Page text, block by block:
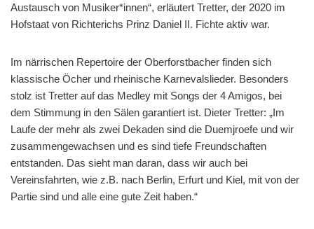
Austausch von Musiker*innen“, erläutert Tretter, der 2020 im
Hofstaat von Richterichs Prinz Daniel II. Fichte aktiv war.
Im närrischen Repertoire der Oberforstbacher finden sich
klassische Öcher und rheinische Karnevalslieder. Besonders
stolz ist Tretter auf das Medley mit Songs der 4 Amigos, bei
dem Stimmung in den Sälen garantiert ist. Dieter Tretter: „Im
Laufe der mehr als zwei Dekaden sind die Duemjroefe und wir
zusammengewachsen und es sind tiefe Freundschaften
entstanden. Das sieht man daran, dass wir auch bei
Vereinsfahrten, wie z.B. nach Berlin, Erfurt und Kiel, mit von der
Partie sind und alle eine gute Zeit haben.“